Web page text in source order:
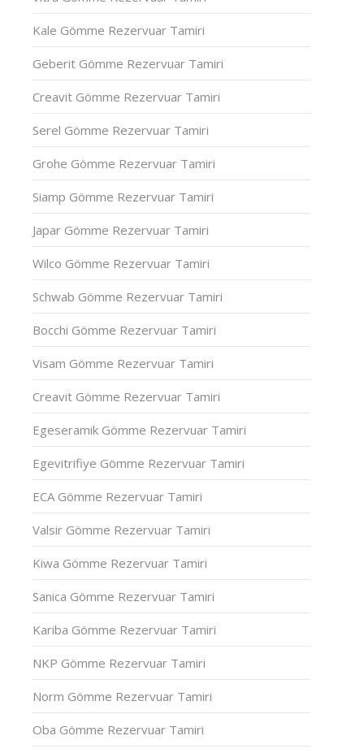
Kale Gömme Rezervuar Tamiri
Geberit Gömme Rezervuar Tamiri
Creavit Gömme Rezervuar Tamiri
Serel Gömme Rezervuar Tamiri
Grohe Gömme Rezervuar Tamiri
Siamp Gömme Rezervuar Tamiri
Japar Gömme Rezervuar Tamiri
Wilco Gömme Rezervuar Tamiri
Schwab Gömme Rezervuar Tamiri
Bocchi Gömme Rezervuar Tamiri
Visam Gömme Rezervuar Tamiri
Creavit Gömme Rezervuar Tamiri
Egeseramik Gömme Rezervuar Tamiri
Egevitrifiye Gömme Rezervuar Tamiri
ECA Gömme Rezervuar Tamiri
Valsir Gömme Rezervuar Tamiri
Kiwa Gömme Rezervuar Tamiri
Sanica Gömme Rezervuar Tamiri
Kariba Gömme Rezervuar Tamiri
NKP Gömme Rezervuar Tamiri
Norm Gömme Rezervuar Tamiri
Oba Gömme Rezervuar Tamiri